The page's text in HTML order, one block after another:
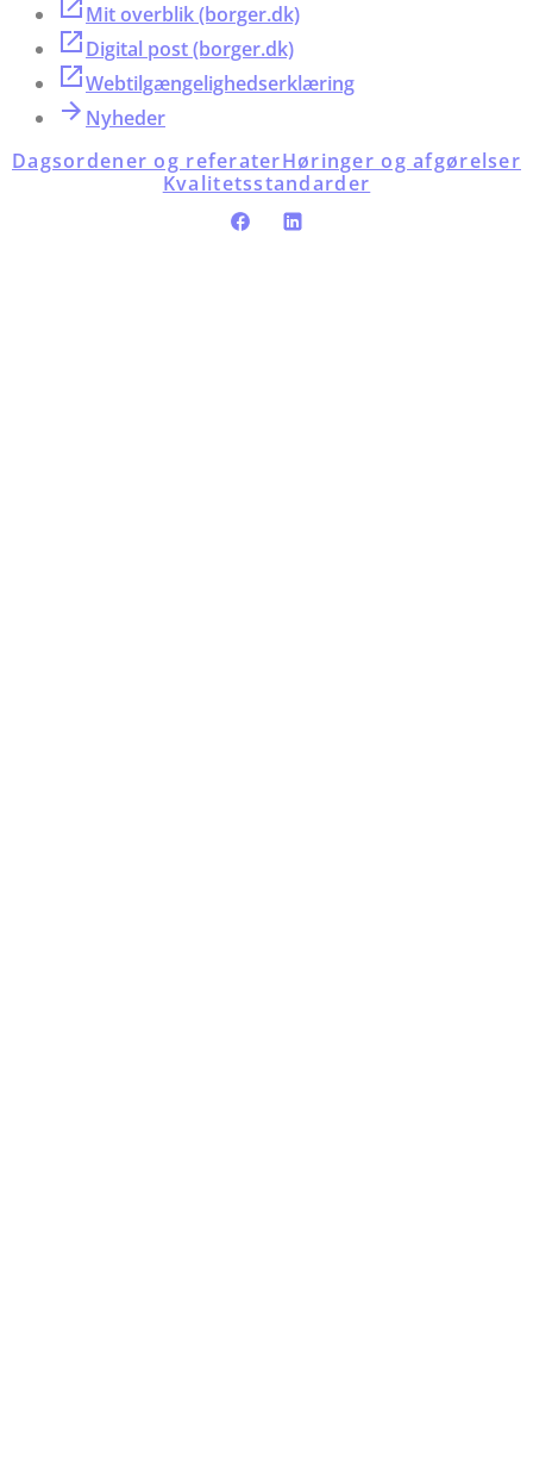
Mit overblik (borger.dk)
Digital post (borger.dk)
Webtilgængelighedserklæring
Nyheder
Dagsordener og referaterHøringer og afgørelser
Kvalitetsstandarder